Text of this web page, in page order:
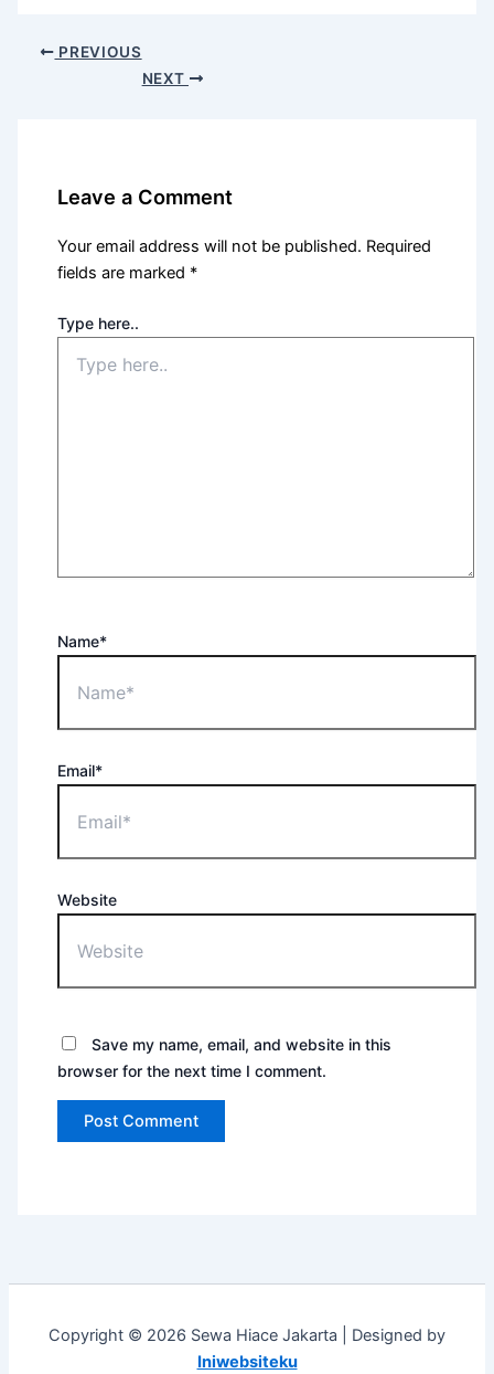
PREVIOUS
NEXT
Leave a Comment
Your email address will not be published. Required
fields are marked *
Type here..
Name*
Email*
Website
Save my name, email, and website in this
browser for the next time I comment.
Copyright © 2026 Sewa Hiace Jakarta | Designed by
Iniwebsiteku